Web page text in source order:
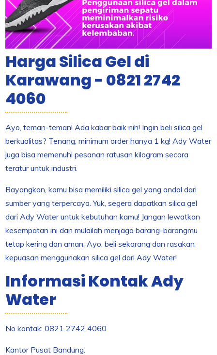
Harga Silica Gel di
Karawang - 0821 2742
4060
Ayo, teman-teman! Ada kabar baik nih! Ingin beli silica gel
berkualitas? Tenang, minimum order hanya 1 kg! Ady Water
juga bisa memenuhi pesanan ratusan kilogram secara
teratur untuk industri.
Bayangkan, kamu bisa memiliki silica gel yang andal dari
sumber yang terpercaya. Yuk, segera dapatkan silica gel
dari Ady Water untuk kebutuhan kamu! Jangan lewatkan
kesempatan ini dan mulailah menjaga barang-barangmu
tetap kering dan aman. Ayo, beli sekarang dan rasakan
kepuasan menggunakan silica gel dari Ady Water!
Informasi Kontak Ady
Water
No kontak: 0821 2742 4060
Kantor Pusat Bandung: